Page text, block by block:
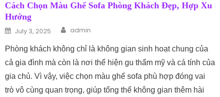
Cách Chọn Màu Ghế Sofa Phòng Khách Đẹp, Hợp Xu
Hướng
Posted on
July 3, 2025 Author
admin
Phòng khách không chỉ là không gian sinh hoạt chung của
cả gia đình mà còn là nơi thể hiện gu thẩm mỹ và cá tính của
gia chủ. Vì vậy, việc chọn màu ghế sofa phù hợp đóng vai
trò vô cùng quan trọng, giúp tổng thể không gian thêm hài